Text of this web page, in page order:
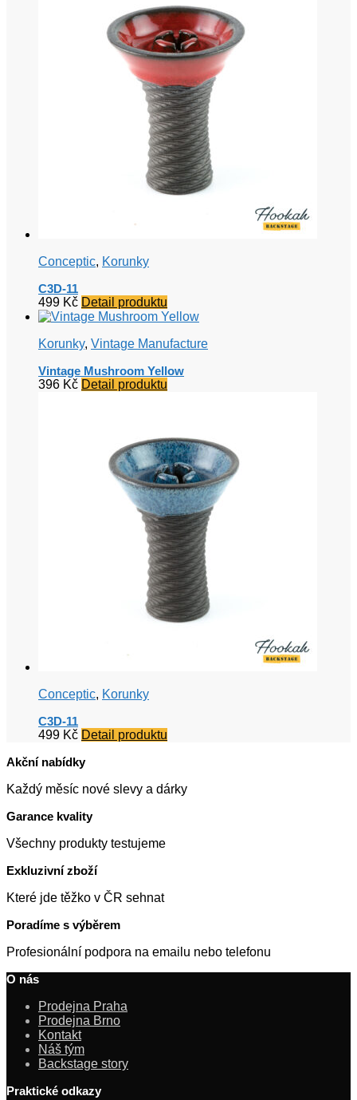
Conceptic, Korunky
C3D-11
499 Kč Detail produktu
Korunky, Vintage Manufacture
Vintage Mushroom Yellow
396 Kč Detail produktu
Conceptic, Korunky
C3D-11
499 Kč Detail produktu
Akční nabídky
Každý měsíc nové slevy a dárky
Garance kvality
Všechny produkty testujeme
Exkluzivní zboží
Které jde těžko v ČR sehnat
Poradíme s výběrem
Profesionální podpora na emailu nebo telefonu
O nás
Prodejna Praha
Prodejna Brno
Kontakt
Náš tým
Backstage story
Praktické odkazy